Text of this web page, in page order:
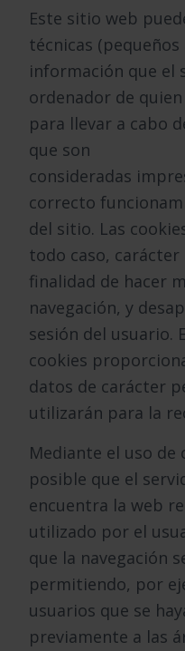
Este sitio web
técnicas (pequeños
información que el
ordenador de
para llevar a cabo
que son
consideradas
correcto
del sitio. Las
todo caso,
finalidad de hacer
navegación, y
sesión del usuario.
cookies
datos de carácter
utilizarán para la
Mediante el uso de
posible que el
encuentra la web
utilizado por el
que la navegación
permitiendo, por
usuarios que se
previamente a las